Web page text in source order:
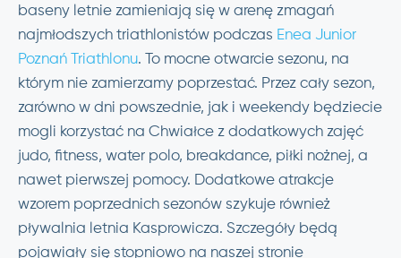
baseny letnie zamieniają się w arenę zmagań
najmłodszych triathlonistów podczas Enea Junior
Poznań Triathlonu. To mocne otwarcie sezonu, na
którym nie zamierzamy poprzestać. Przez cały sezon,
zarówno w dni powszednie, jak i weekendy będziecie
mogli korzystać na Chwiałce z dodatkowych zajęć
judo, fitness, water polo, breakdance, piłki nożnej, a
nawet pierwszej pomocy. Dodatkowe atrakcje
wzorem poprzednich sezonów szykuje również
pływalnia letnia Kasprowicza. Szczegóły będą
pojawiały się stopniowo na naszej stronie